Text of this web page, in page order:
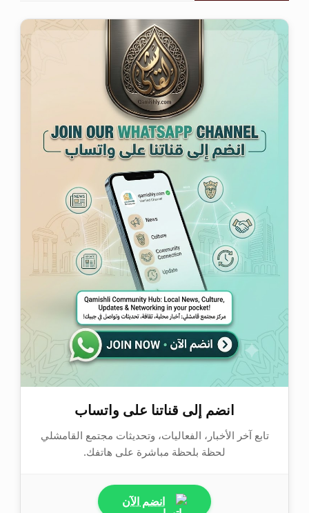
انضم إلى قناتنا على واتساب
تابع آخر الأخبار، الفعاليات، وتحديثات مجتمع القامشلي
لحظة بلحظة مباشرة على هاتفك.
انضم الآن